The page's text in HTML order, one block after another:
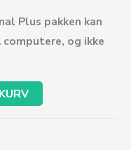
Plus pakken kan
og ikke